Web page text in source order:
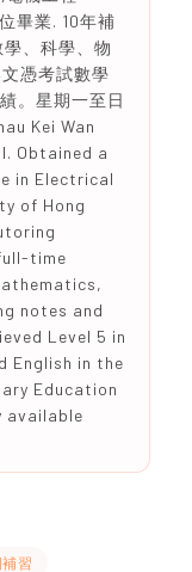
畢業. 10年補
、科學、物
憑考試數學
。星期一至日
Kei Wan
Obtained a
in Electrical
of Hong
time
notes and
Level 5 in
English in the
Education
available
習